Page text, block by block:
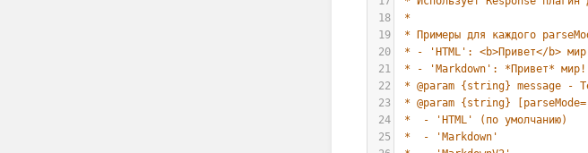
18
*
19
* Примеры для каждого
20
* - 'HTML': <b>Привет</b>
21
* - 'Markdown': *Привет* мир!
22
* @param {string} message -
23
* @param {string}
24
*  - 'HTML' (по умолчанию)
25
*  - 'Markdown'